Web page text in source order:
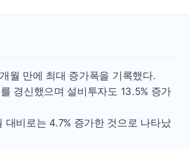
진] 이슬람 수니파 3개국, 공동방위협정 체결
욕증시 개장 전 특징주...아틀라시안·클라우드
훈부, 미 DPAA와 MOU… "6·25 미군 실종자 7359
월 만에 최대 증가폭을 기록했다.
경신했으며 설비투자도 13.5% 증가
비로는 4.7% 증가한 것으로 나타났